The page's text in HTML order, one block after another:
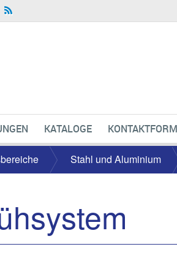
KATALOGE
Stahl und Aluminium